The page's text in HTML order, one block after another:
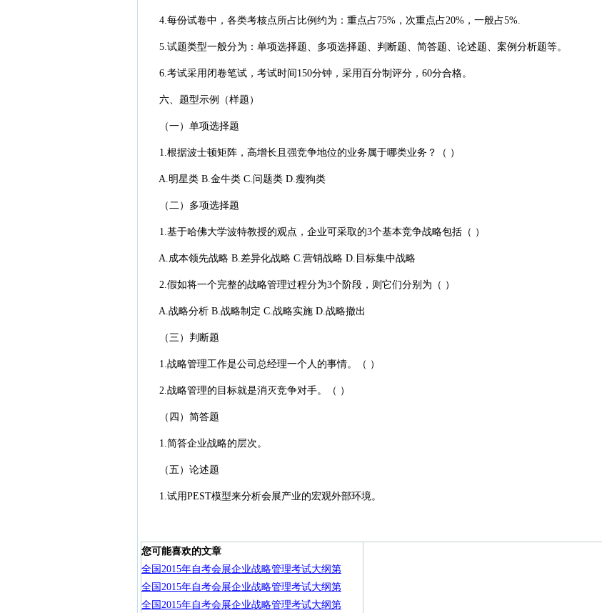
4.每份试卷中，各类考核点所占比例约为：重点占75%，次重点占20%，一般占5%.
5.试题类型一般分为：单项选择题、多项选择题、判断题、简答题、论述题、案例分析题等。
6.考试采用闭卷笔试，考试时间150分钟，采用百分制评分，60分合格。
六、题型示例（样题）
（一）单项选择题
1.根据波士顿矩阵，高增长且强竞争地位的业务属于哪类业务？（ ）
A.明星类 B.金牛类 C.问题类 D.瘦狗类
（二）多项选择题
1.基于哈佛大学波特教授的观点，企业可采取的3个基本竞争战略包括（ ）
A.成本领先战略 B.差异化战略 C.营销战略 D.目标集中战略
2.假如将一个完整的战略管理过程分为3个阶段，则它们分别为（ ）
A.战略分析 B.战略制定 C.战略实施 D.战略撤出
（三）判断题
1.战略管理工作是公司总经理一个人的事情。（ ）
2.战略管理的目标就是消灭竞争对手。（ ）
（四）简答题
1.简答企业战略的层次。
（五）论述题
1.试用PEST模型来分析会展产业的宏观外部环境。
您可能喜欢的文章
全国2015年自考会展企业战略管理考试大纲第
全国2015年自考会展企业战略管理考试大纲第
全国2015年自考会展企业战略管理考试大纲第